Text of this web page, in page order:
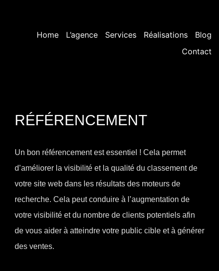
Home L’agence Services Réalisations
Blog
Contact
RÉFÉRENCEMENT
Un bon référencement est essentiel ! Cela permet
d’améliorer la visibilité et la qualité du classement de
votre site web dans les résultats des moteurs de
recherche. Cela peut conduire à l’augmentation de
votre visibilité et du nombre de clients potentiels afin
de vous aider à atteindre votre public cible et à générer
des ventes.